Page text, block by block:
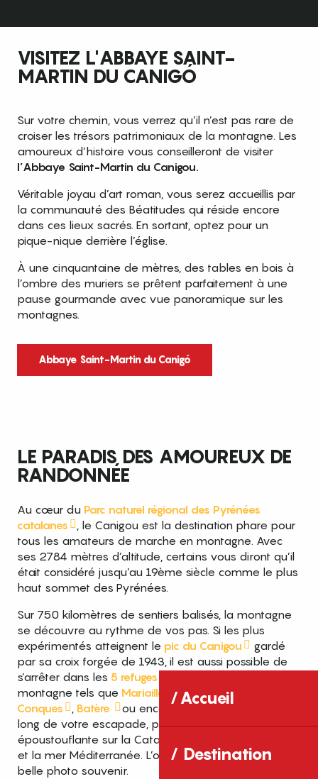
Accueil
Destination
VISITEZ L'ABBAYE SAINT-
MARTIN DU CANIGÓ
Sur votre chemin, vous verrez qu’il n’est pas rare de
croiser les trésors patrimoniaux de la montagne. Les
amoureux d’histoire vous conseilleront de visiter
l’Abbaye Saint-Martin du Canigou.
Véritable joyau d’art roman, vous serez accueillis par
la communauté des Béatitudes qui réside encore
dans ces lieux sacrés. En sortant, optez pour un
pique-nique derrière l’église.
À une cinquantaine de mètres, des tables en bois à
l’ombre des muriers se prêtent parfaitement à une
pause gourmande avec vue panoramique sur les
montagnes.
Abbaye Saint-Martin du Canigó
LE PARADIS DES AMOUREUX DE
RANDONNÉE
Au cœur du Parc naturel régional des Pyrénées
catalanes
, le Canigou est la destination phare pour
tous les amateurs de marche en montagne. Avec
ses 2784 mètres d’altitude, certains vous diront qu’il
était considéré jusqu’au 19ème siècle comme le plus
haut sommet des Pyrénées.
Sur 750 kilomètres de sentiers balisés, la montagne
se découvre au rythme de vos pas. Si les plus
expérimentés atteignent le pic du Canigou
gardé
par sa croix forgée de 1943, il est aussi possible de
s’arrêter dans les 5 refuges
montagne tels que Mariailles , lesCortalets
Conques
, Batère ou encore Sant Guillem
long de votre escapade, profitez d’une vue
époustouflante sur la Catalogne française, l’Empordà
et la mer Méditerranée. L’occasion de prendre une
belle photo souvenir.